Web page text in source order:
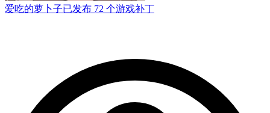
爱吃的萝卜子已发布 72 个游戏补丁